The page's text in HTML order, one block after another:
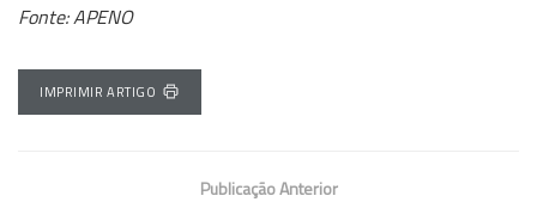
Fonte: APENO
IMPRIMIR ARTIGO
Publicação Anterior